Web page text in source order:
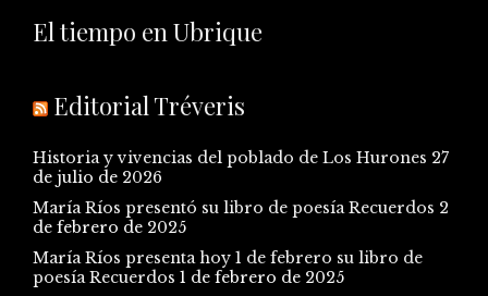
El tiempo en Ubrique
Editorial Tréveris
Historia y vivencias del poblado de Los Hurones 27
de julio de 2026
María Ríos presentó su libro de poesía Recuerdos 2
de febrero de 2025
María Ríos presenta hoy 1 de febrero su libro de
poesía Recuerdos 1 de febrero de 2025